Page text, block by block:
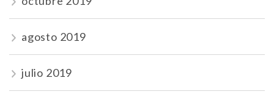
agosto 2019
julio 2019